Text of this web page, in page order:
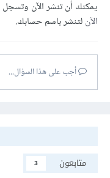
يمكنك أن تنشر الآن
الآنلتنشر باسم حسابك.
أجب على هذا السؤال...
متابعون
3